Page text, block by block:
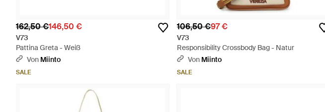
162,50 €146,50 €
V73
Pattina Greta - Weiß
Von Miinto
SALE
106,50 €97 €
V73
Responsibility Crossbody Bag - Natur
Von Miinto
SALE